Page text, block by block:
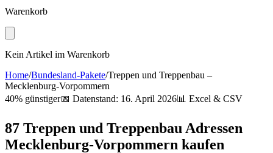
Warenkorb
Kein Artikel im Warenkorb
Home/Bundesland-Pakete/Treppen und Treppenbau –
Mecklenburg-Vorpommern
40% günstiger📅 Datenstand: 16. April 2026📊 Excel & CSV
87 Treppen und Treppenbau Adressen
Mecklenburg-Vorpommern kaufen